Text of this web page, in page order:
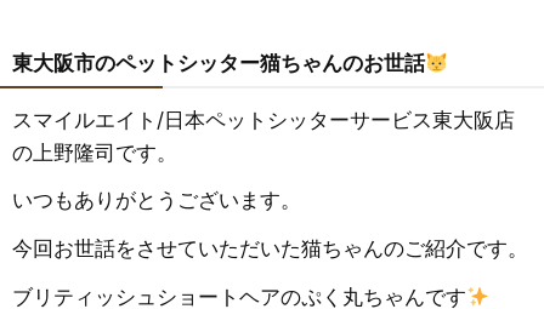
東大阪市のペットシッター猫ちゃんのお世話
スマイルエイト /日本ペットシッターサービス東大阪店
の上野隆司です。
いつもありがとうございます。
今回お世話をさせていただいた猫ちゃんのご紹介です。
ブリティッシュショートヘアのぷく丸ちゃんです